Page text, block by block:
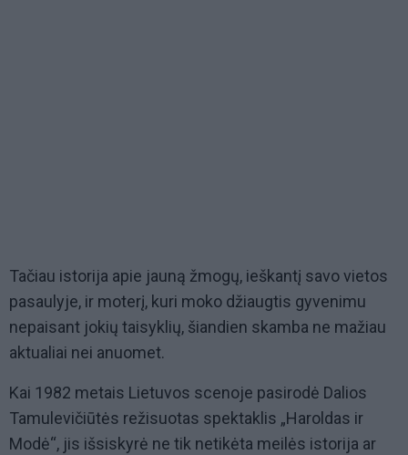
Tačiau istorija apie jauną žmogų, ieškantį savo vietos
pasaulyje, ir moterį, kuri moko džiaugtis gyvenimu
nepaisant jokių taisyklių, šiandien skamba ne mažiau
aktualiai nei anuomet.
Kai 1982 metais Lietuvos scenoje pasirodė Dalios
Tamulevičiūtės režisuotas spektaklis „Haroldas ir
Modė“, jis išsiskyrė ne tik netikėta meilės istorija ar